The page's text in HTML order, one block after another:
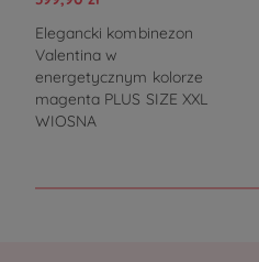
Elegancki kombinezon
Valentina w
energetycznym kolorze
magenta PLUS SIZE XXL
WIOSNA